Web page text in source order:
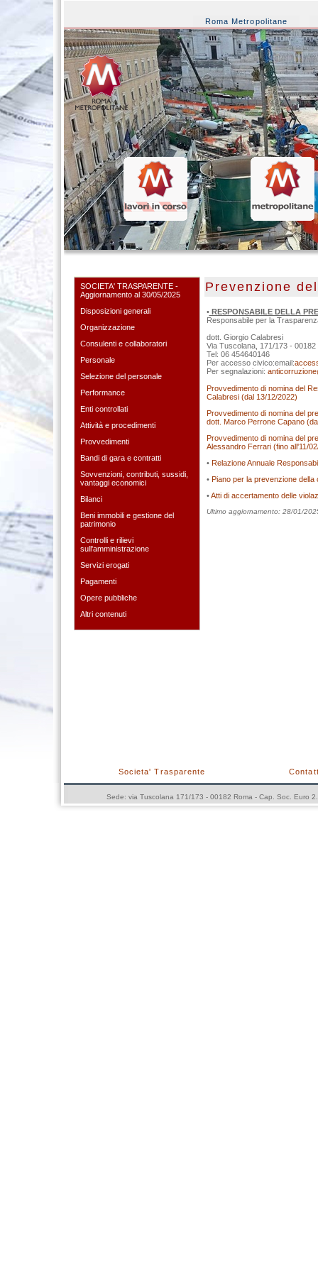
Roma Metropolitane
SOCIETA' TRASPARENTE -
Aggiornamento al 30/05/2025
Disposizioni generali
Organizzazione
Consulenti e collaboratori
Personale
Selezione del personale
Performance
Enti controllati
Attività e procedimenti
Provvedimenti
Bandi di gara e contratti
Sovvenzioni, contributi, sussidi,
vantaggi economici
Bilanci
Beni immobili e gestione del
patrimonio
Controlli e rilievi
sull'amministrazione
Servizi erogati
Pagamenti
Opere pubbliche
Altri contenuti
Prevenzione
•RESPONSABILE DELLA
Responsabile per la
dott. Giorgio Calabresi
Via Tuscolana, 171/173 - 00182
Tel: 06 454640146
Per accesso civico:email:
Per segnalazioni:
Provvedimento di nomina del
Calabresi (dal 13/12/2022)
Provvedimento di nomina del
dott. Marco Perrone Capano
Provvedimento di nomina del
Alessandro Ferrari (fino all'11/
• Relazione Annuale
• Piano per la prevenzione
•Atti di accertamento delle
Ultimo aggiornamento: 28/01/
Societa' Trasparente
Sede: via Tuscolana 171/173 - 00182 Roma - Cap. Soc. Euro